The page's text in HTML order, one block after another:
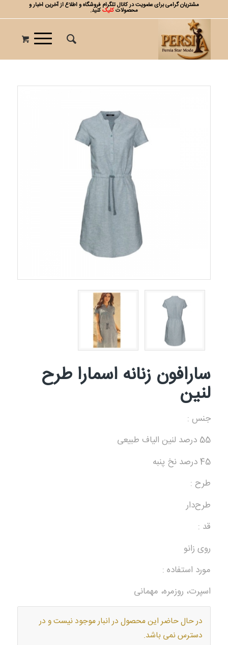
مشتریان گرامی برای عضویت در کانال تلگرام فروشگاه و اطلاع از آخرین اخبار و
محصولاتکلیککنید.
سارافون زنانه اسمارا طرح
لنین
جنس :
55 درصد لنین الیاف طبیعی
45 درصد نخ پنبه
طرح :
طرح‌دار
قد :
روی زانو
مورد استفاده :
اسپرت، روزمره، مهمانی
در حال حاضر این محصول در انبار موجود نیست و در
دسترس نمی باشد.